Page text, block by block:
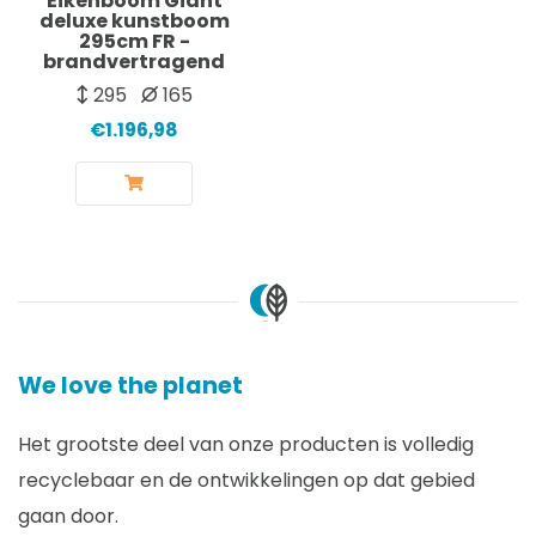
deluxe kunstboom
295cm FR -
brandvertragend
295
165
€1.196,98
We love the planet
Het grootste deel van onze producten is volledig
recyclebaar en de ontwikkelingen op dat gebied
gaan door.